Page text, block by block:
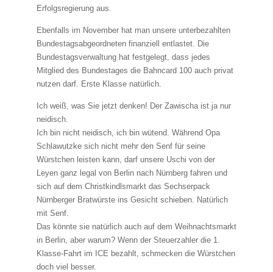
Erfolgsregierung aus.
Ebenfalls im November hat man unsere unterbezahlten
Bundestagsabgeordneten finanziell entlastet. Die
Bundestagsverwaltung hat festgelegt, dass jedes
Mitglied des Bundestages die Bahncard 100 auch privat
nutzen darf. Erste Klasse natürlich.
Ich weiß, was Sie jetzt denken! Der Zawischa ist ja nur
neidisch.
Ich bin nicht neidisch, ich bin wütend. Während Opa
Schlawutzke sich nicht mehr den Senf für seine
Würstchen leisten kann, darf unsere Uschi von der
Leyen ganz legal von Berlin nach Nürnberg fahren und
sich auf dem Christkindlsmarkt das Sechserpack
Nürnberger Bratwürste ins Gesicht schieben. Natürlich
mit Senf.
Das könnte sie natürlich auch auf dem Weihnachtsmarkt
in Berlin, aber warum? Wenn der Steuerzahler die 1.
Klasse-Fahrt im ICE bezahlt, schmecken die Würstchen
doch viel besser.